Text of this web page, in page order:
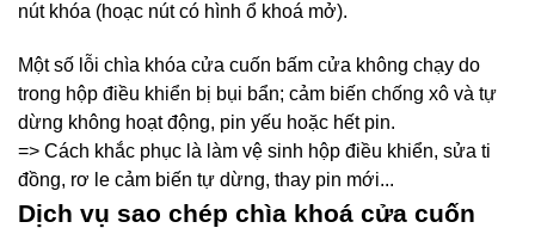
nút khóa (hoạc nút có hình ổ khoá mở).
Một số lỗi chìa khóa cửa cuốn bấm cửa không chạy do
trong hộp điều khiển bị bụi bẩn; cảm biến chống xô và tự
dừng không hoạt động, pin yếu hoặc hết pin.
=> Cách khắc phục là làm vệ sinh hộp điều khiển, sửa ti
đồng, rơ le cảm biến tự dừng, thay pin mới...
Dịch vụ sao chép chìa khoá cửa cuốn